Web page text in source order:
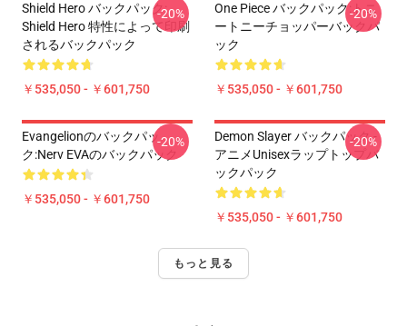
Shield Hero バックパック:
Shield Hero 特性によって印刷
されるバックパック
￥535,050 - ￥601,750
-20%
One Piece バックパック:トニ
ートニーチョッパーバックパ
ック
￥535,050 - ￥601,750
-20%
Evangelionのバックパッ
ク:Nerv EVAのバックパック
￥535,050 - ￥601,750
-20%
Demon Slayer バックパック -
アニメUnisexラップトップバ
ックパック
￥535,050 - ￥601,750
-20%
もっと見る